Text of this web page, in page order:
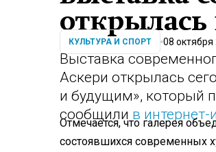
КУЛЬТУРА И СПОРТ 08 октября
Выставка
Аскери открылась
и будущим», который
сообщили в
Отмечается, что галерея
состоявшихся современных